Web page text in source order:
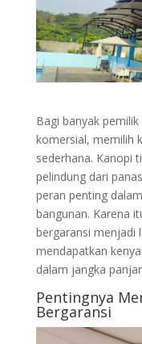
Bagi banyak
komersial, memilih
sederhana. Kanopi
pelindung dari
peran penting
bangunan. Karena
bergaransi menjadi
mendapatkan
dalam jangka
Pentingnya
Bergaransi